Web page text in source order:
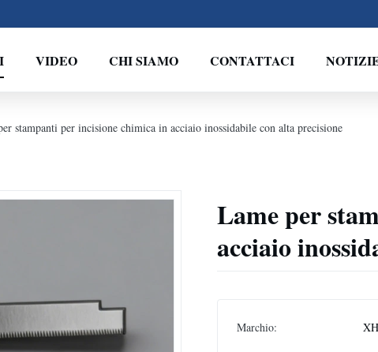
VIDEO CHI SIAMO CONTATTACI
stampanti per incisione chimica in acciaio inossidabile con alta precisione
Lame per
acciaio
Marchio: